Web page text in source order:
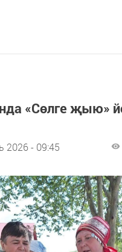
«Сөлге җыю»
2026 - 09:45